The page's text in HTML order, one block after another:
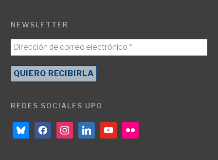
NEWSLETTER
REDES SOCIALES UPO
blueskyfacebookinstagramlinkedinyoutubeflickr